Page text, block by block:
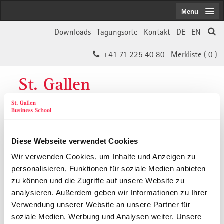
Diese Webseite verwendet Cookies
Wir verwenden Cookies, um Inhalte und Anzeigen zu
personalisieren, Funktionen für soziale Medien anbieten
zu können und die Zugriffe auf unsere Website zu
analysieren. Außerdem geben wir Informationen zu Ihrer
Verwendung unserer Website an unsere Partner für
soziale Medien, Werbung und Analysen weiter. Unsere
EN
DE
Kontakt
Tagungsorte
Downloads
Merkliste ( 0 )
+41 71 225 40 80
St. Gallen
Business School
Weiterbildungs-Suche
In 30 Sekunden das Passende finden
Menu
Der von Ihnen gesuchte Inhalt ist